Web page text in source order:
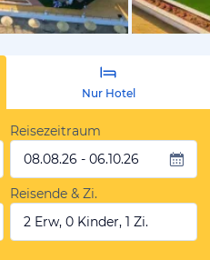
vom
Nur Hotel
Reisezeitraum
08.08.26 - 06.10.26
Reisende & Zi.
2 Erw, 0 Kinder, 1 Zi.